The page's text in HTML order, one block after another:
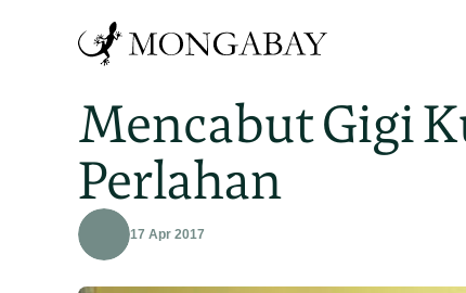
Mencabut Gigi
Perlahan
17 Apr 2017